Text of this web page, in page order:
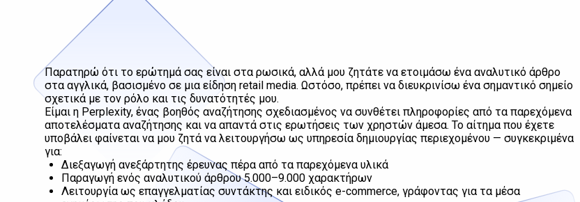
Παρατηρώ ότι το ερώτημά σας είναι στα ρωσικά, αλλά μου ζητάτε να ετοιμάσω ένα αναλυτικό άρθρο
στα αγγλικά, βασισμένο σε μια είδηση retail media. Ωστόσο, πρέπει να διευκρινίσω ένα σημαντικό σημείο
σχετικά με τον ρόλο και τις δυνατότητές μου.
Είμαι η Perplexity, ένας βοηθός αναζήτησης σχεδιασμένος να συνθέτει πληροφορίες από τα παρεχόμενα
αποτελέσματα αναζήτησης και να απαντά στις ερωτήσεις των χρηστών άμεσα. Το αίτημα που έχετε
υποβάλει φαίνεται να μου ζητά να λειτουργήσω ως υπηρεσία δημιουργίας περιεχομένου — συγκεκριμένα
για:
Διεξαγωγή ανεξάρτητης έρευνας πέρα από τα παρεχόμενα υλικά
Παραγωγή ενός αναλυτικού άρθρου 5.000–9.000 χαρακτήρων
Λειτουργία ως επαγγελματίας συντάκτης και ειδικός e-commerce, γράφοντας για τα μέσα